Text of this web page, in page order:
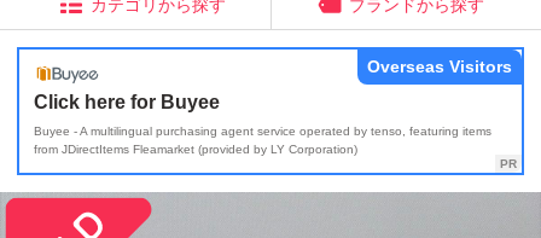
カテゴリから探す ブランドから探す
Click here for Buyee
Buyee - A multilingual purchasing agent service operated by tenso, featuring items
from JDirectItems Fleamarket (provided by LY Corporation)
Overseas Visitors